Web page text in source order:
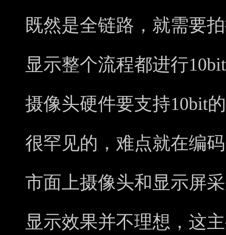
既然是全链路，就需要
显示整个流程都进行
摄像头硬件要支持10bit
很罕见的，难点就在编
市面上摄像头和显示屏
显示效果并不理想，这